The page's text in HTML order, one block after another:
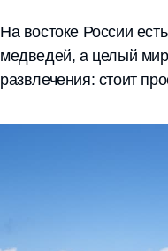
На востоке России
медведей, а целый
развлечения: стоит